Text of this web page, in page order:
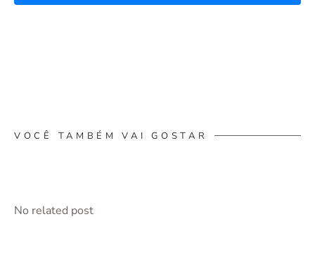
VOCÊ TAMBÉM VAI GOSTAR
No related post